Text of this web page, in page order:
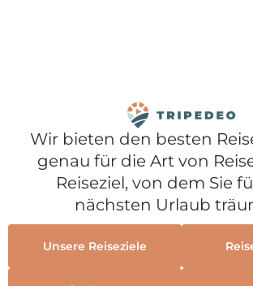
Wir bieten den besten
genau für die Art von
Reiseziel, von dem Sie
nächsten Urlaub
Unsere Reiseziele